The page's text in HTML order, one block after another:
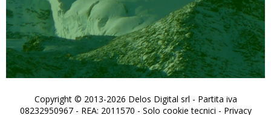
Copyright © 2013-2026 Delos Digital srl - Partita iva
08232950967 - REA: 2011570 - Solo cookie tecnici - Privacy